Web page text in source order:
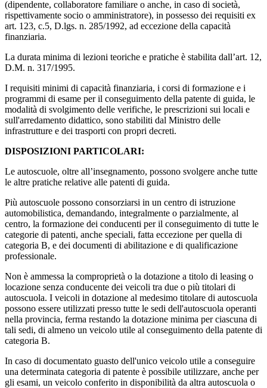
(dipendente, collaboratore familiare o anche, in caso di società,
rispettivamente socio o amministratore), in possesso dei requisiti ex
art. 123, c.5, D.lgs. n. 285/1992, ad eccezione della capacità
finanziaria.
La durata minima di lezioni teoriche e pratiche è stabilita dall’art. 12,
D.M. n. 317/1995.
I requisiti minimi di capacità finanziaria, i corsi di formazione e i
programmi di esame per il conseguimento della patente di guida, le
modalità di svolgimento delle verifiche, le prescrizioni sui locali e
sull'arredamento didattico, sono stabiliti dal Ministro delle
infrastrutture e dei trasporti con propri decreti.
DISPOSIZIONI PARTICOLARI:
Le autoscuole, oltre all’insegnamento, possono svolgere anche tutte
le altre pratiche relative alle patenti di guida.
Più autoscuole possono consorziarsi in un centro di istruzione
automobilistica, demandando, integralmente o parzialmente, al
centro, la formazione dei conducenti per il conseguimento di tutte le
categorie di patenti, anche speciali, fatta eccezione per quella di
categoria B, e dei documenti di abilitazione e di qualificazione
professionale.
Non è ammessa la comproprietà o la dotazione a titolo di leasing o
locazione senza conducente dei veicoli tra due o più titolari di
autoscuola. I veicoli in dotazione al medesimo titolare di autoscuola
possono essere utilizzati presso tutte le sedi dell'autoscuola operanti
nella provincia, ferma restando la dotazione minima per ciascuna di
tali sedi, di almeno un veicolo utile al conseguimento della patente di
categoria B.
In caso di documentato guasto dell'unico veicolo utile a conseguire
una determinata categoria di patente è possibile utilizzare, anche per
gli esami, un veicolo conferito in disponibilità da altra autoscuola o